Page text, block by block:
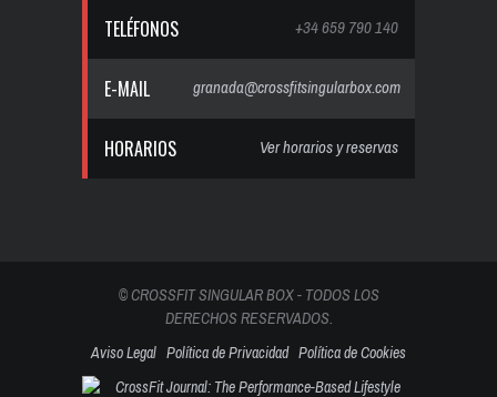
TELÉFONOS +34 659 790 140
E-MAIL granada@crossfitsingularbox.com
HORARIOS Ver horarios y reservas
© CROSSFIT SINGULAR BOX - TODOS LOS
DERECHOS RESERVADOS.
Aviso Legal Política de Privacidad Política de Cookies